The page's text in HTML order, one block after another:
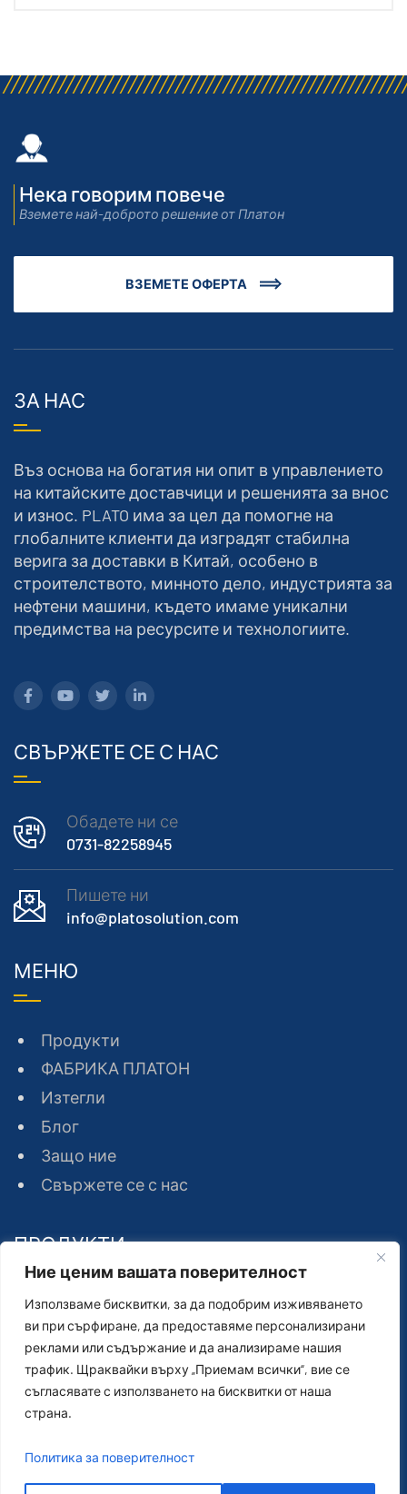
Нека говорим повече
Вземете най-доброто решение от Платон
ВЗЕМЕТЕ ОФЕРТА
ЗА НАС
Въз основа на богатия ни опит в управлението
на китайските доставчици и решенията за внос
и износ. PLATO има за цел да помогне на
глобалните клиенти да изградят стабилна
верига за доставки в Китай, особено в
строителството, минното дело, индустрията за
нефтени машини, където имаме уникални
предимства на ресурсите и технологиите.
СВЪРЖЕТЕ СЕ С НАС
Обадете ни се
0731-82258945
Пишете ни
info@platosolution.com
МЕНЮ
Продукти
ФАБРИКА ПЛАТОН
Изтегли
Блог
Защо ние
Свържете се с нас
ПРОДУКТИ
Волфрамов карбид
Инструменти за рязане на скали
Инструменти за пробиване на скали
Ние ценим вашата поверителност
Използваме бисквитки, за да подобрим изживяването
ви при сърфиране, да предоставяме персонализирани
реклами или съдържание и да анализираме нашия
трафик. Щраквайки върху „Приемам всички“, вие се
съгласявате с използването на бисквитки от наша
страна.
Политика за поверителност